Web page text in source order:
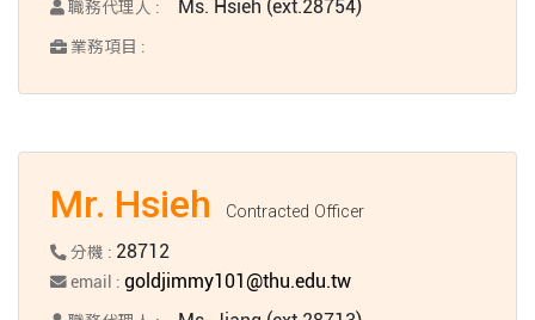
職務代理人 : Ms. Hsieh (ext.28754)
業務項目 :
Mr. Hsieh Contracted Officer
分機 : 28712
email :goldjimmy101@thu.edu.tw